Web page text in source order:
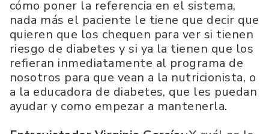
cómo poner la referencia en el sistema,
nada más el paciente le tiene que decir que
quieren que los chequen para ver si tienen
riesgo de diabetes y si ya la tienen que los
refieran inmediatamente al programa de
nosotros para que vean a la nutricionista, o
a la educadora de diabetes, que les puedan
ayudar y como empezar a mantenerla.